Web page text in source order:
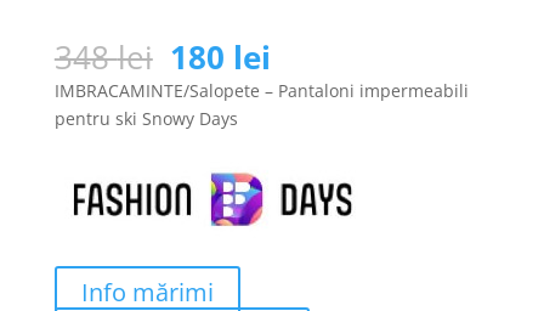
348lei Prețul
inițial
a
fost:
348 lei.
180 lei
curent
este:
IMBRACAMINTE/Salopete – Pantaloni impermeabili
pentru ski Snowy Days
Info mărimi